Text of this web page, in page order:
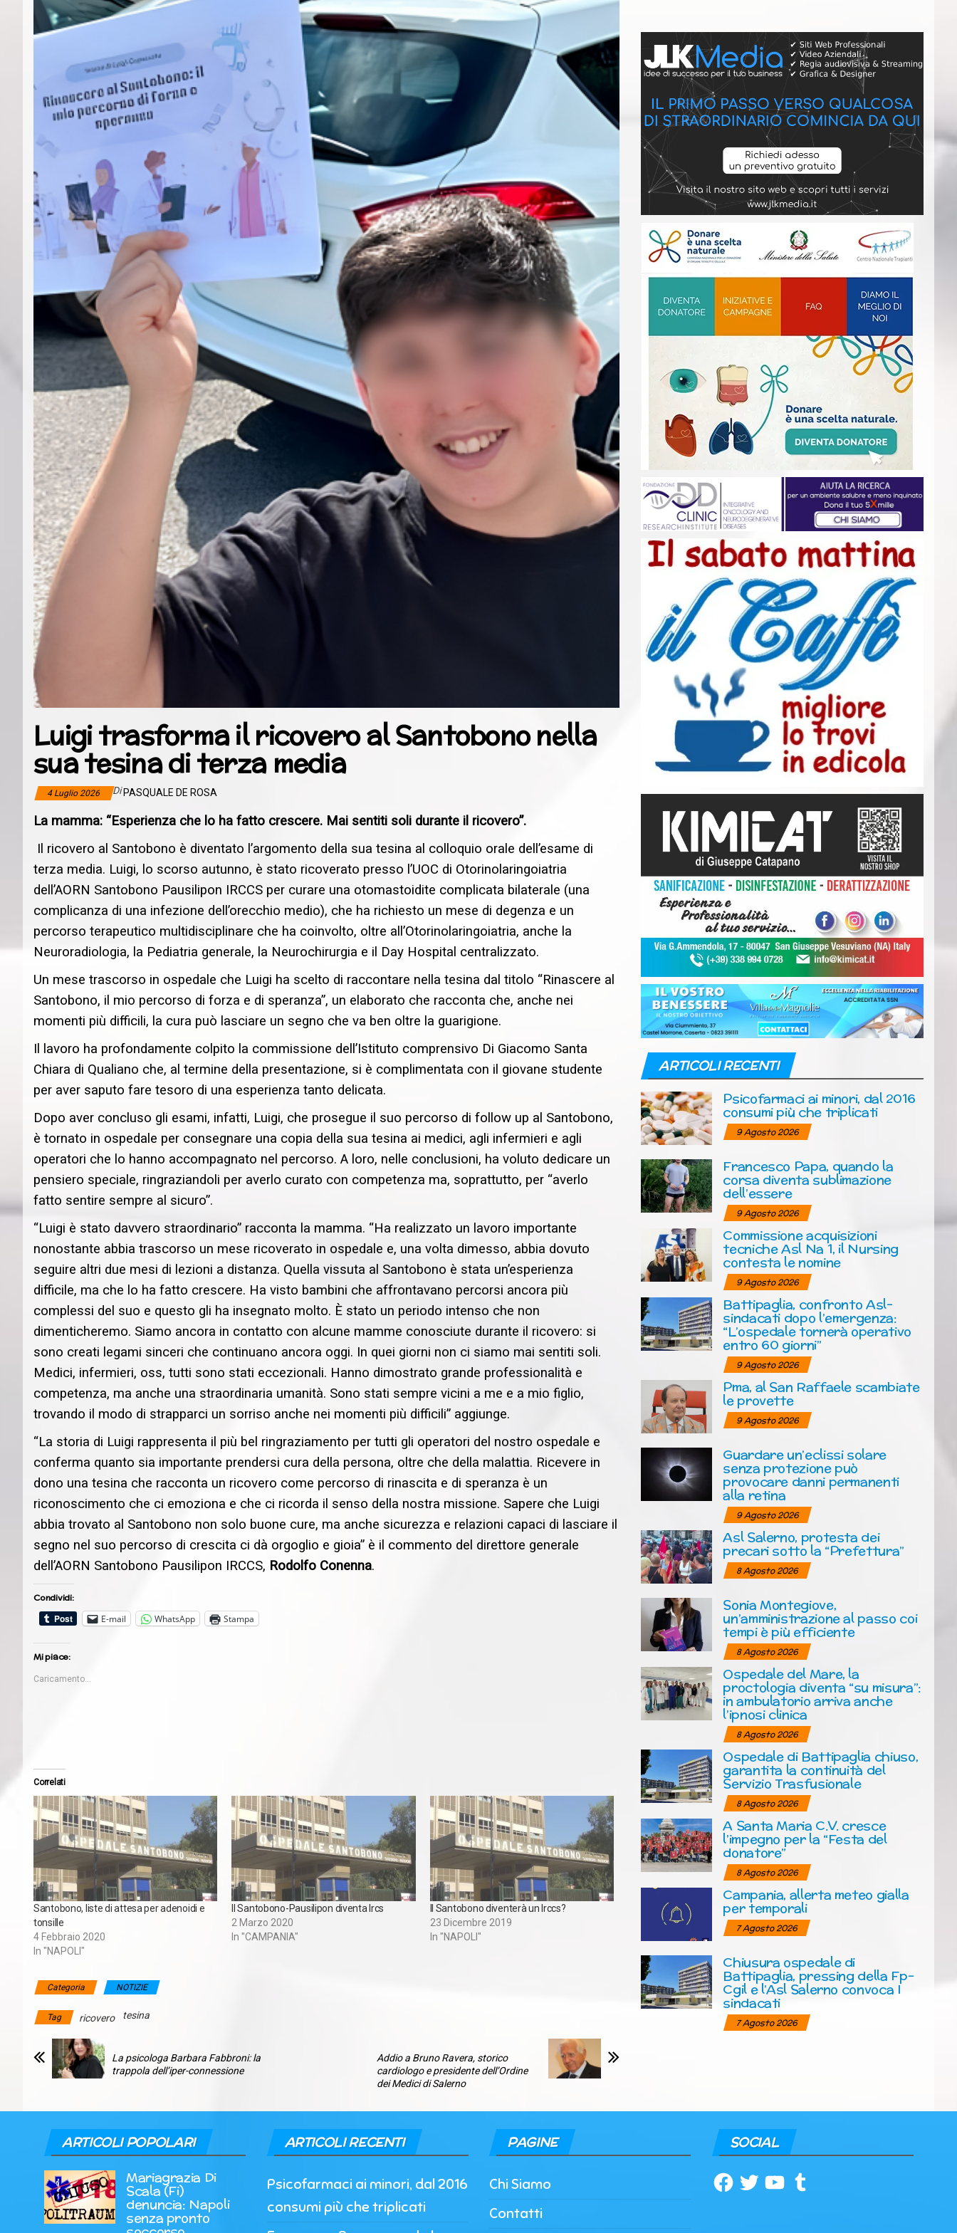
Luigi trasforma il ricovero al Santobono nella
sua tesina di terza media
4 Luglio 2026 Di PASQUALE DE ROSA
La mamma: “Esperienza che lo ha fatto crescere. Mai sentiti soli durante il ricovero”.
Il ricovero al Santobono è diventato l’argomento della sua tesina al colloquio orale dell’esame di
terza media. Luigi, lo scorso autunno, è stato ricoverato presso l’UOC di Otorinolaringoiatria
dell’AORN Santobono Pausilipon IRCCS per curare una otomastoidite complicata bilaterale (una
complicanza di una infezione dell’orecchio medio), che ha richiesto un mese di degenza e un
percorso terapeutico multidisciplinare che ha coinvolto, oltre all’Otorinolaringoiatria, anche la
Neuroradiologia, la Pediatria generale, la Neurochirurgia e il Day Hospital centralizzato.
Un mese trascorso in ospedale che Luigi ha scelto di raccontare nella tesina dal titolo “Rinascere al
Santobono, il mio percorso di forza e di speranza”, un elaborato che racconta che, anche nei
momenti più difficili, la cura può lasciare un segno che va ben oltre la guarigione.
Il lavoro ha profondamente colpito la commissione dell’Istituto comprensivo Di Giacomo Santa
Chiara di Qualiano che, al termine della presentazione, si è complimentata con il giovane studente
per aver saputo fare tesoro di una esperienza tanto delicata.
Dopo aver concluso gli esami, infatti, Luigi, che prosegue il suo percorso di follow up al Santobono,
è tornato in ospedale per consegnare una copia della sua tesina ai medici, agli infermieri e agli
operatori che lo hanno accompagnato nel percorso. A loro, nelle conclusioni, ha voluto dedicare un
pensiero speciale, ringraziandoli per averlo curato con competenza ma, soprattutto, per “averlo
fatto sentire sempre al sicuro”.
“Luigi è stato davvero straordinario” racconta la mamma. “Ha realizzato un lavoro importante
nonostante abbia trascorso un mese ricoverato in ospedale e, una volta dimesso, abbia dovuto
seguire altri due mesi di lezioni a distanza. Quella vissuta al Santobono è stata un’esperienza
difficile, ma che lo ha fatto crescere. Ha visto bambini che affrontavano percorsi ancora più
complessi del suo e questo gli ha insegnato molto. È stato un periodo intenso che non
dimenticheremo. Siamo ancora in contatto con alcune mamme conosciute durante il ricovero: si
sono creati legami sinceri che continuano ancora oggi. In quei giorni non ci siamo mai sentiti soli.
Medici, infermieri, oss, tutti sono stati eccezionali. Hanno dimostrato grande professionalità e
competenza, ma anche una straordinaria umanità. Sono stati sempre vicini a me e a mio figlio,
trovando il modo di strapparci un sorriso anche nei momenti più difficili” aggiunge.
“La storia di Luigi rappresenta il più bel ringraziamento per tutti gli operatori del nostro ospedale e
conferma quanto sia importante prendersi cura della persona, oltre che della malattia. Ricevere in
dono una tesina che racconta un ricovero come percorso di rinascita e di speranza è un
riconoscimento che ci emoziona e che ci ricorda il senso della nostra missione. Sapere che Luigi
abbia trovato al Santobono non solo buone cure, ma anche sicurezza e relazioni capaci di lasciare il
segno nel suo percorso di crescita ci dà orgoglio e gioia” è il commento del direttore generale
dell’AORN Santobono Pausilipon IRCCS, Rodolfo Conenna.
Condividi:
E-mail
WhatsApp Stampa
Mi piace:
Caricamento...
Correlati
Santobono, liste di attesa per adenoidi e
tonsille
4 Febbraio 2020
In "NAPOLI"
Il Santobono-Pausilipon diventa Ircs
2 Marzo 2020
In "CAMPANIA"
Il Santobono diventerà un Irccs?
23 Dicembre 2019
In "NAPOLI"
Categoria NOTIZIE
Tag ricovero tesina
La psicologa Barbara Fabbroni: la
trappola dell’iper-connessione
Addio a Bruno Ravera, storico
cardiologo e presidente dell’Ordine
dei Medici di Salerno
ARTICOLI RECENTI
Psicofarmaci ai minori, dal 2016
consumi più che triplicati
9 Agosto 2026
Francesco Papa, quando la
corsa diventa sublimazione
dell’essere
9 Agosto 2026
Commissione acquisizioni
tecniche Asl Na 1, il Nursing
contesta le nomine
9 Agosto 2026
Battipaglia, confronto Asl-
sindacati dopo l’emergenza:
“L’ospedale tornerà operativo
entro 60 giorni”
9 Agosto 2026
Pma, al San Raffaele scambiate
le provette
9 Agosto 2026
Guardare un’eclissi solare
senza protezione può
provocare danni permanenti
alla retina
9 Agosto 2026
Asl Salerno, protesta dei
precari sotto la “Prefettura”
8 Agosto 2026
Sonia Montegiove,
un’amministrazione al passo coi
tempi è più efficiente
8 Agosto 2026
Ospedale del Mare, la
proctologia diventa “su misura”:
in ambulatorio arriva anche
l’ipnosi clinica
8 Agosto 2026
Ospedale di Battipaglia chiuso,
garantita la continuità del
Servizio Trasfusionale
8 Agosto 2026
A Santa Maria C.V. cresce
l’impegno per la “Festa del
donatore”
8 Agosto 2026
Campania, allerta meteo gialla
per temporali
7 Agosto 2026
Chiusura ospedale di
Battipaglia, pressing della Fp-
Cgil e l’Asl Salerno convoca I
sindacati
7 Agosto 2026
ARTICOLI POPOLARI
Mariagrazia Di
Scala (Fi)
denuncia: Napoli
senza pronto
ARTICOLI RECENTI
Psicofarmaci ai minori, dal 2016
consumi più che triplicati
PAGINE
Chi Siamo
Contatti
SOCIAL
Facebook
TwitterYouTubeTumblr